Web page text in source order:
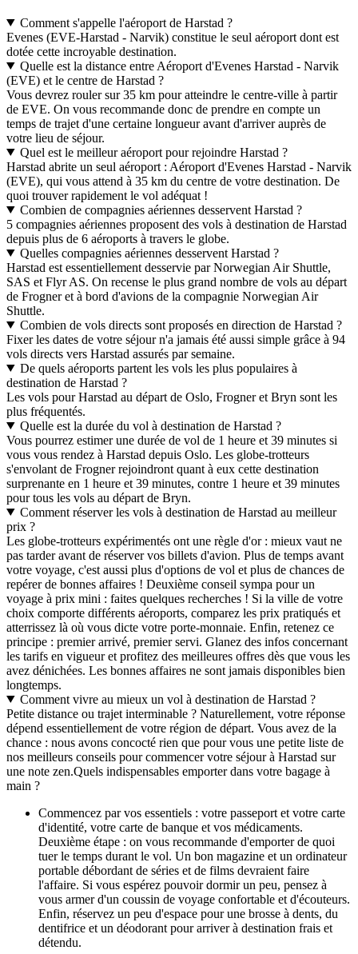
Comment s'appelle l'aéroport de Harstad ?
Evenes (EVE-Harstad - Narvik) constitue le seul aéroport dont est
dotée cette incroyable destination.
Quelle est la distance entre Aéroport d'Evenes Harstad - Narvik
(EVE) et le centre de Harstad ?
Vous devrez rouler sur 35 km pour atteindre le centre-ville à partir
de EVE. On vous recommande donc de prendre en compte un
temps de trajet d'une certaine longueur avant d'arriver auprès de
votre lieu de séjour.
Quel est le meilleur aéroport pour rejoindre Harstad ?
Harstad abrite un seul aéroport : Aéroport d'Evenes Harstad - Narvik
(EVE), qui vous attend à 35 km du centre de votre destination. De
quoi trouver rapidement le vol adéquat !
Combien de compagnies aériennes desservent Harstad ?
5 compagnies aériennes proposent des vols à destination de Harstad
depuis plus de 6 aéroports à travers le globe.
Quelles compagnies aériennes desservent Harstad ?
Harstad est essentiellement desservie par Norwegian Air Shuttle,
SAS et Flyr AS. On recense le plus grand nombre de vols au départ
de Frogner et à bord d'avions de la compagnie Norwegian Air
Shuttle.
Combien de vols directs sont proposés en direction de Harstad ?
Fixer les dates de votre séjour n'a jamais été aussi simple grâce à 94
vols directs vers Harstad assurés par semaine.
De quels aéroports partent les vols les plus populaires à
destination de Harstad ?
Les vols pour Harstad au départ de Oslo, Frogner et Bryn sont les
plus fréquentés.
Quelle est la durée du vol à destination de Harstad ?
Vous pourrez estimer une durée de vol de 1 heure et 39 minutes si
vous vous rendez à Harstad depuis Oslo. Les globe-trotteurs
s'envolant de Frogner rejoindront quant à eux cette destination
surprenante en 1 heure et 39 minutes, contre 1 heure et 39 minutes
pour tous les vols au départ de Bryn.
Comment réserver les vols à destination de Harstad au meilleur
prix ?
Les globe-trotteurs expérimentés ont une règle d'or : mieux vaut ne
pas tarder avant de réserver vos billets d'avion. Plus de temps avant
votre voyage, c'est aussi plus d'options de vol et plus de chances de
repérer de bonnes affaires ! Deuxième conseil sympa pour un
voyage à prix mini : faites quelques recherches ! Si la ville de votre
choix comporte différents aéroports, comparez les prix pratiqués et
atterrissez là où vous dicte votre porte-monnaie. Enfin, retenez ce
principe : premier arrivé, premier servi. Glanez des infos concernant
les tarifs en vigueur et profitez des meilleures offres dès que vous les
avez dénichées. Les bonnes affaires ne sont jamais disponibles bien
longtemps.
Comment vivre au mieux un vol à destination de Harstad ?
Petite distance ou trajet interminable ? Naturellement, votre réponse
dépend essentiellement de votre région de départ. Vous avez de la
chance : nous avons concocté rien que pour vous une petite liste de
nos meilleurs conseils pour commencer votre séjour à Harstad sur
une note zen.Quels indispensables emporter dans votre bagage à
main ?
Commencez par vos essentiels : votre passeport et votre carte
d'identité, votre carte de banque et vos médicaments.
Deuxième étape : on vous recommande d'emporter de quoi
tuer le temps durant le vol. Un bon magazine et un ordinateur
portable débordant de séries et de films devraient faire
l'affaire. Si vous espérez pouvoir dormir un peu, pensez à
vous armer d'un coussin de voyage confortable et d'écouteurs.
Enfin, réservez un peu d'espace pour une brosse à dents, du
dentifrice et un déodorant pour arriver à destination frais et
détendu.